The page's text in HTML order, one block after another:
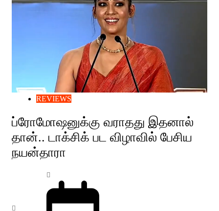
REVIEWS
ப்ரோமோஷனுக்கு வராதது இதனால்
தான்.. டாக்சிக் பட விழாவில் பேசிய
நயன்தாரா